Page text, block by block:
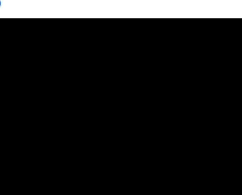
ゃんが張ってしまう